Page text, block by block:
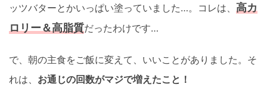
ッツバターとかいっぱい塗っていました…。コレは、 高カ
ロリー＆高脂質だったわけです…
で、朝の主食をご飯に変えて、いいことがありました。そ
れは、 お通じの回数がマジで増えたこと！